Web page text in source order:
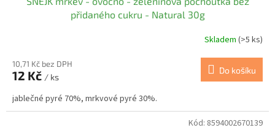
přidaného cukru - Natural 30g
Skladem (>5 ks)
10,71 Kč bez DPH
12 Kč / ks
Do košíku
jablečné pyré 70%, mrkvové pyré 30%.
Kód: 8594002670139